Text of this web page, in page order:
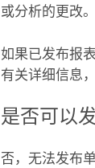
或分析的更改。
如果已发布报
有关详细信息
是否可以
否，无法发布